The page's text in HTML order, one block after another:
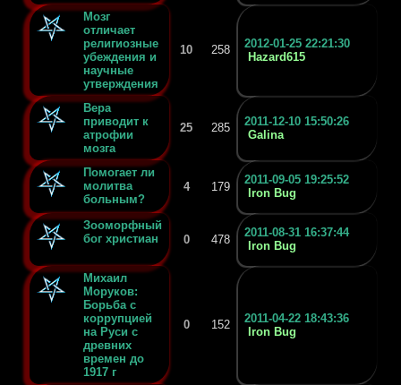
Мозг
отличает
религиозные
убеждения и
научные
утверждения
10 258
2012-01-25 22:21:30
Hazard615
Вера
приводит к
атрофии
мозга
25 285
2011-12-10 15:50:26
Galina
Помогает ли
молитва
больным?
4 179
2011-09-05 19:25:52
Iron Bug
Зооморфный
бог христиан
0 478
2011-08-31 16:37:44
Iron Bug
Михаил
Моруков:
Борьба с
коррупцией
на Руси с
древних
времен до
1917 г
0 152
2011-04-22 18:43:36
Iron Bug